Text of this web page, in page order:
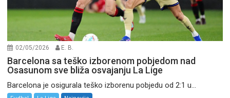
02/05/2026 E. B.
Barcelona sa teško izborenom pobjedom nad
Osasunom sve bliža osvajanju La Lige
Barcelona je osigurala teško izborenu pobjedu od 2:1 u...